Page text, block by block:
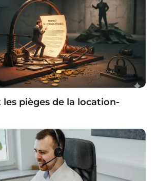
les pièges de la location-